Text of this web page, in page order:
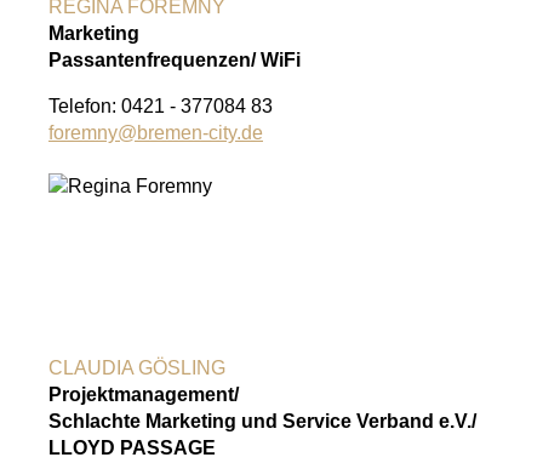
REGINA FOREMNY
Marketing
Passantenfrequenzen/ WiFi
Telefon: 0421 - 377084 83
foremny@bremen-city.de
CLAUDIA GÖSLING
Projektmanagement/
Schlachte Marketing und Service Verband e.V./
LLOYD PASSAGE